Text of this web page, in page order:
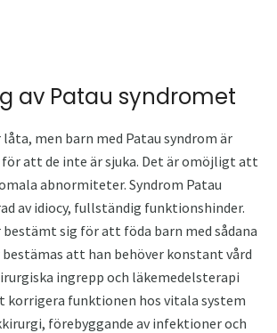
av Patau syndromet
låta, men barn med Patau syndrom är
att de inte är sjuka. Det är omöjligt att
abnormiteter. Syndrom Patau
av idiocy, fullständig funktionshinder.
sig för att föda barn med sådana
att han behöver konstant vård
ingrepp och läkemedelsterapi
korrigera funktionen hos vitala system
förebyggande av infektioner och